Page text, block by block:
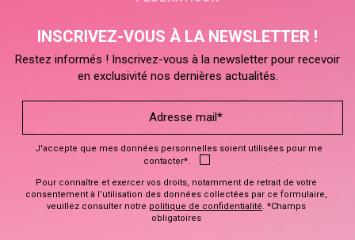
INSCRIVEZ-VOUS À LA NEWSLETTER !
Restez informés ! Inscrivez-vous à la newsletter pour recevoir
en exclusivité nos dernières actualités.
J'accepte que mes données personnelles soient utilisées pour me
contacter*.
Pour connaître et exercer vos droits, notamment de retrait de votre
consentement à l’utilisation des données collectées par ce formulaire,
veuillez consulter notre politique de confidentialité. *Champs
obligatoires